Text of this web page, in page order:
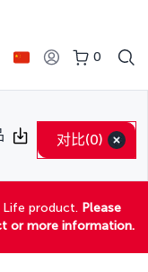
0
对比(0)
Life product. Please
or more information.